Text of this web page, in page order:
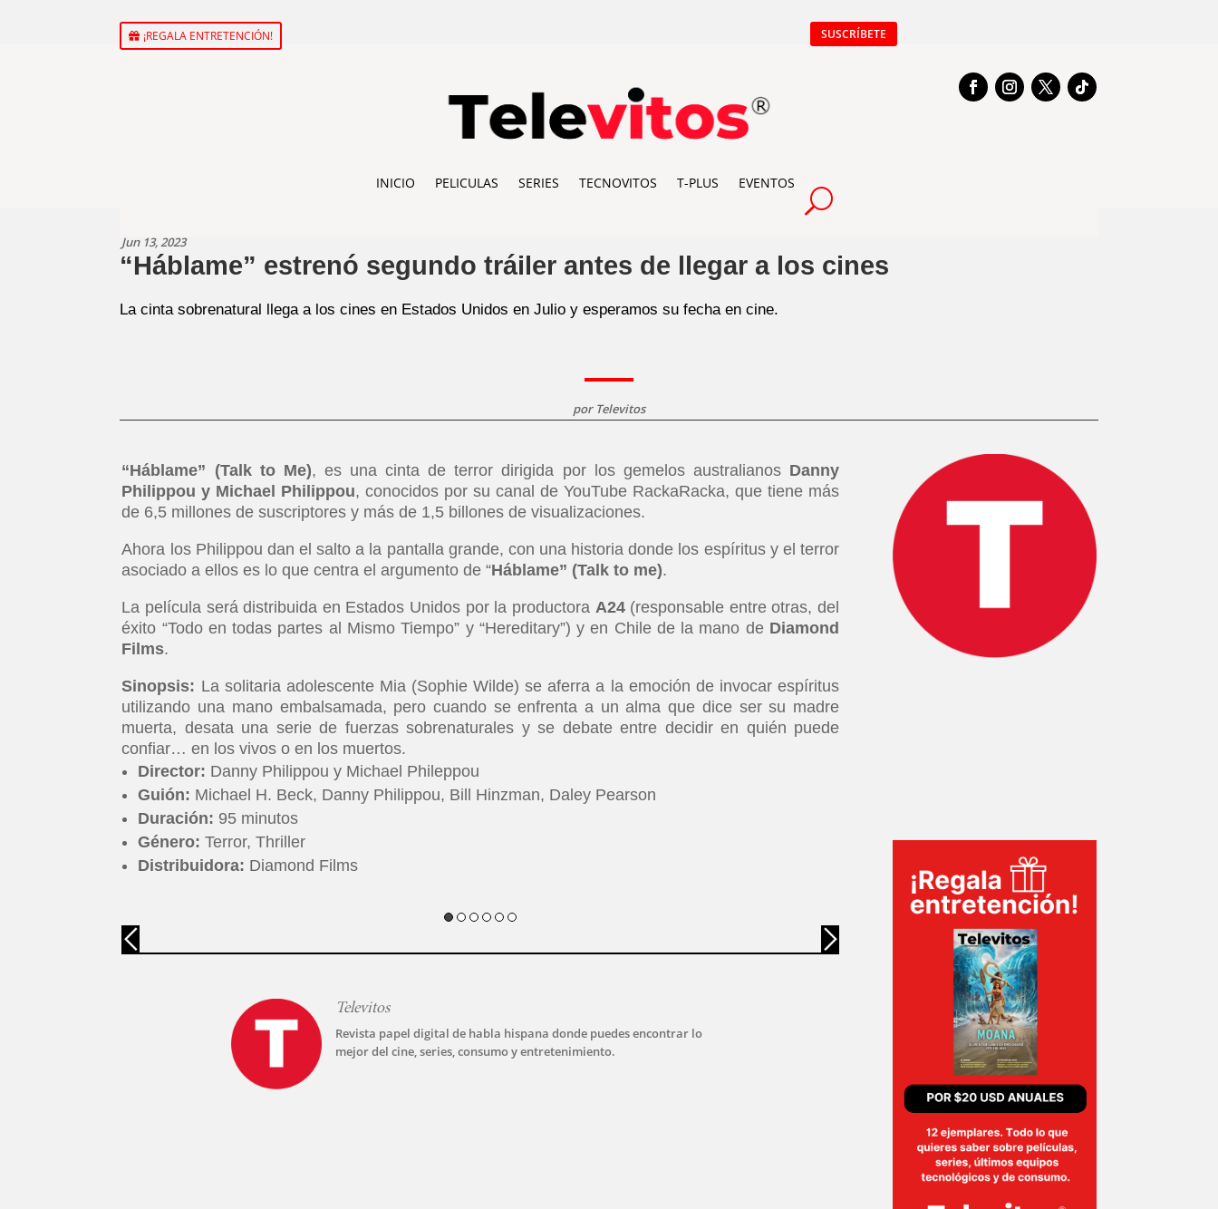
¡REGALA ENTRETENCIÓN! SUSCRÍBETE
INICIO PELICULAS SERIES TECNOVITOS T-PLUS EVENTOS
Jun 13, 2023
“Háblame” estrenó segundo tráiler antes de llegar a los cines
La cinta sobrenatural llega a los cines en Estados Unidos en Julio y esperamos su fecha en cine.
por Televitos
“Háblame” (Talk to Me), es una cinta de terror dirigida por los gemelos australianos Danny
Philippou y Michael Philippou, conocidos por su canal de YouTube RackaRacka, que tiene más
de 6,5 millones de suscriptores y más de 1,5 billones de visualizaciones.
Ahora los Philippou dan el salto a la pantalla grande, con una historia donde los espíritus y el terror
asociado a ellos es lo que centra el argumento de “Háblame” (Talk to me).
La película será distribuida en Estados Unidos por la productora A24(responsable entre otras, del
éxito “Todo en todas partes al Mismo Tiempo” y “Hereditary”) y en Chile de la mano de Diamond
Films.
Sinopsis: La solitaria adolescente Mia (Sophie Wilde) se aferra a la emoción de invocar espíritus
utilizando una mano embalsamada, pero cuando se enfrenta a un alma que dice ser su madre
muerta, desata una serie de fuerzas sobrenaturales y se debate entre decidir en quién puede
confiar… en los vivos o en los muertos.
Director: Danny Philippou y Michael Phileppou
Guión: Michael H. Beck, Danny Philippou, Bill Hinzman, Daley Pearson
Duración: 95 minutos
Género: Terror, Thriller
Distribuidora: Diamond Films
Televitos
Revista papel digital de habla hispana donde puedes encontrar lo
mejor del cine, series, consumo y entretenimiento.